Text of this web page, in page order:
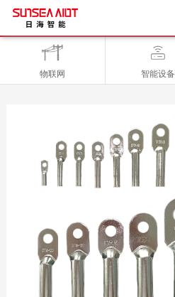
物联网 智能设备